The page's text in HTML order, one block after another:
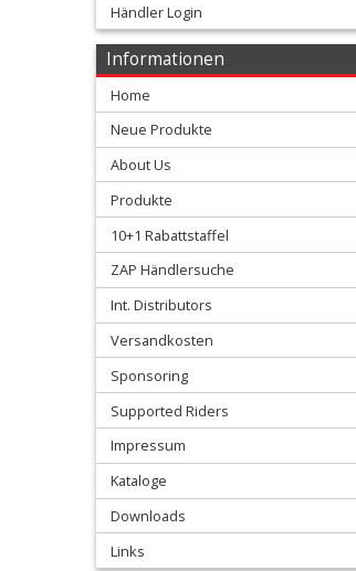
Suzuki
Yamaha
Fantic
Staubschutz
Luftfilterträger
Waschabdeckung
Pflegemittel
Ölfilter
Händler Login
Informationen
Home
Neue Produkte
About Us
Produkte
10+1 Rabattstaffel
ZAP Händlersuche
Int. Distributors
Versandkosten
Sponsoring
Supported Riders
Impressum
Kataloge
Downloads
Links